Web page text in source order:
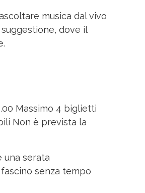
musica dal vivo
dove il
Massimo 4 biglietti
Non è prevista la
una serata
senza tempo